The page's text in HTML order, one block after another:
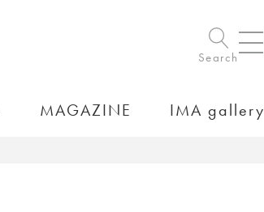
Search
MAGAZINE IMA gallery